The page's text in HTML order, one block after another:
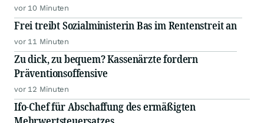
vor 10 Minuten
Frei treibt Sozialministerin Bas im Rentenstreit an
vor 11 Minuten
Zu dick, zu bequem? Kassenärzte fordern
Präventionsoffensive
vor 12 Minuten
Ifo-Chef für Abschaffung des ermäßigten